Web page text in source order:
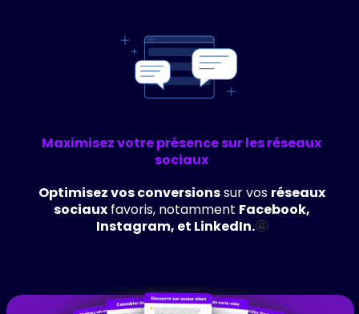
Maximisez votre présence sur les réseaux
sociaux
Optimisez vos conversionssur vos réseaux
sociauxfavoris, notamment Facebook,
Instagram, et LinkedIn.🤩